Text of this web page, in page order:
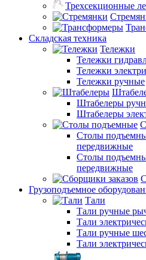
Трехсекционные
Складская техника
Тележки
Тележки
Тележки
Тележки ручные
Штабелеры
Штабелеры
Столы
передвижные
Столы
передвижные
Грузоподъемное
Тали
Тали ручные
Тали
Тали ручные
Тали